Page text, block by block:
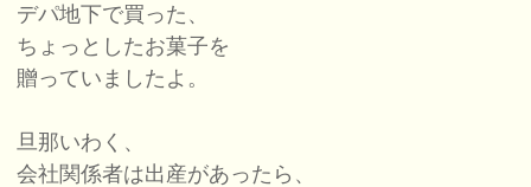
デパ地下で買った、
ちょっとしたお菓子を
贈っていましたよ。
旦那いわく、
会社関係者は出産があったら、